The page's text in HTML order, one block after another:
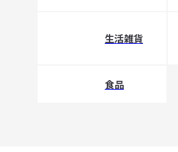
生活雑貨
食品